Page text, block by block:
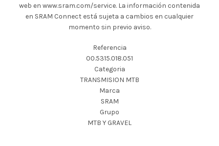
web en www.sram.com/service. La información contenida
en SRAM Connect está sujeta a cambios en cualquier
momento sin previo aviso.
Referencia
00.5315.018.051
Categoria
TRANSMISION MTB
Marca
SRAM
Grupo
MTB Y GRAVEL